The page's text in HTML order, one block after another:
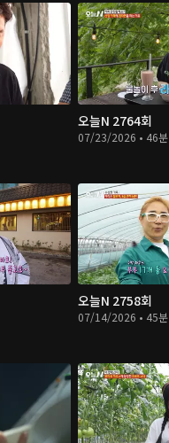
오늘N 2764회
07/23/2026 • 46분
오늘N 2758회
07/14/2026 • 45분